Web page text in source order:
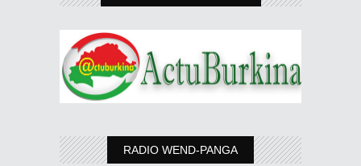
RADIO WEND-PANGA